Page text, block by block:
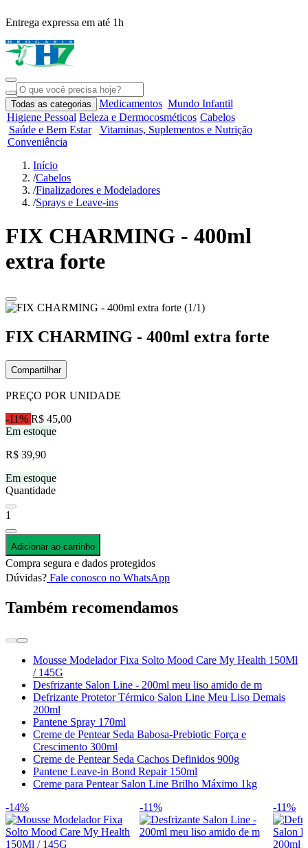
Entrega expressa em até 1h
Todas as categorias Medicamentos Mundo Infantil
Higiene Pessoal Beleza e Dermocosméticos Cabelos
Saúde e Bem Estar
Vitaminas, Suplementos e Nutrição
Conveniência
Início
/Cabelos
/Finalizadores e Modeladores
/Sprays e Leave-ins
FIX CHARMING - 400ml
extra forte
FIX CHARMING - 400ml extra forte
Compartilhar
PREÇO POR UNIDADE
-11% R$ 45,00
Em estoque
R$ 39,90
Em estoque
Quantidade
1
Adicionar ao carrinho
Compra segura e dados protegidos
Dúvidas? Fale conosco no WhatsApp
Também recomendamos
Mousse Modelador Fixa Solto Mood Care My Health 150Ml
/ 145G
Desfrizante Salon Line - 200ml meu liso amido de m
Defrizante Protetor Térmico Salon Line Meu Liso Demais
200ml
Pantene Spray 170ml
Creme de Pentear Seda Babosa-Prebiotic Força e
Crescimento 300ml
Creme de Pentear Seda Cachos Definidos 900g
Pantene Leave-in Bond Repair 150ml
Creme para Pentear Salon Line Brilho Máximo 1kg
-14%
-11% -11%